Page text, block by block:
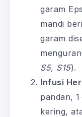
garam
mandi
garam
S5, S15).
Infusi
pandan,
kering,